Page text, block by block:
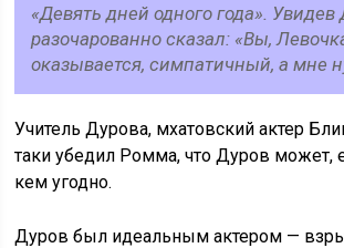
«Девять дней одного года». Увидев
разочарованно сказал: «Вы,
оказывается, симпатичный, а мне
Учитель Дурова, мхатовский актер
таки убедил Ромма, что Дуров может,
кем угодно.
Дуров был идеальным актером —